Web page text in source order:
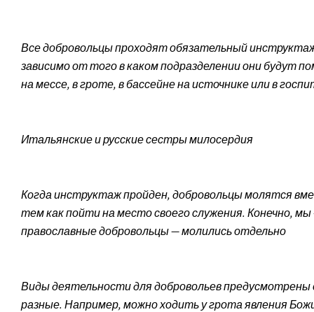
Все добровольцы проходят обязательный
зависимо от того в каком подразделении они будут
на мессе, в гроте, в бассейне на источнике или в
Итальянские и русские сестры милосердия
Когда инструктаж пройден, добровольцы молятся
тем как пойти на место своего служения. Конечно,
православн­ые добровольцы — молились отдельно
Виды деятельности для добровольев
разные. Например, можно ходить у грота явления